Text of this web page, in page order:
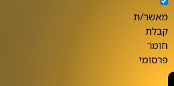
מאשר/ת
קבלת
חומר
פרסומי